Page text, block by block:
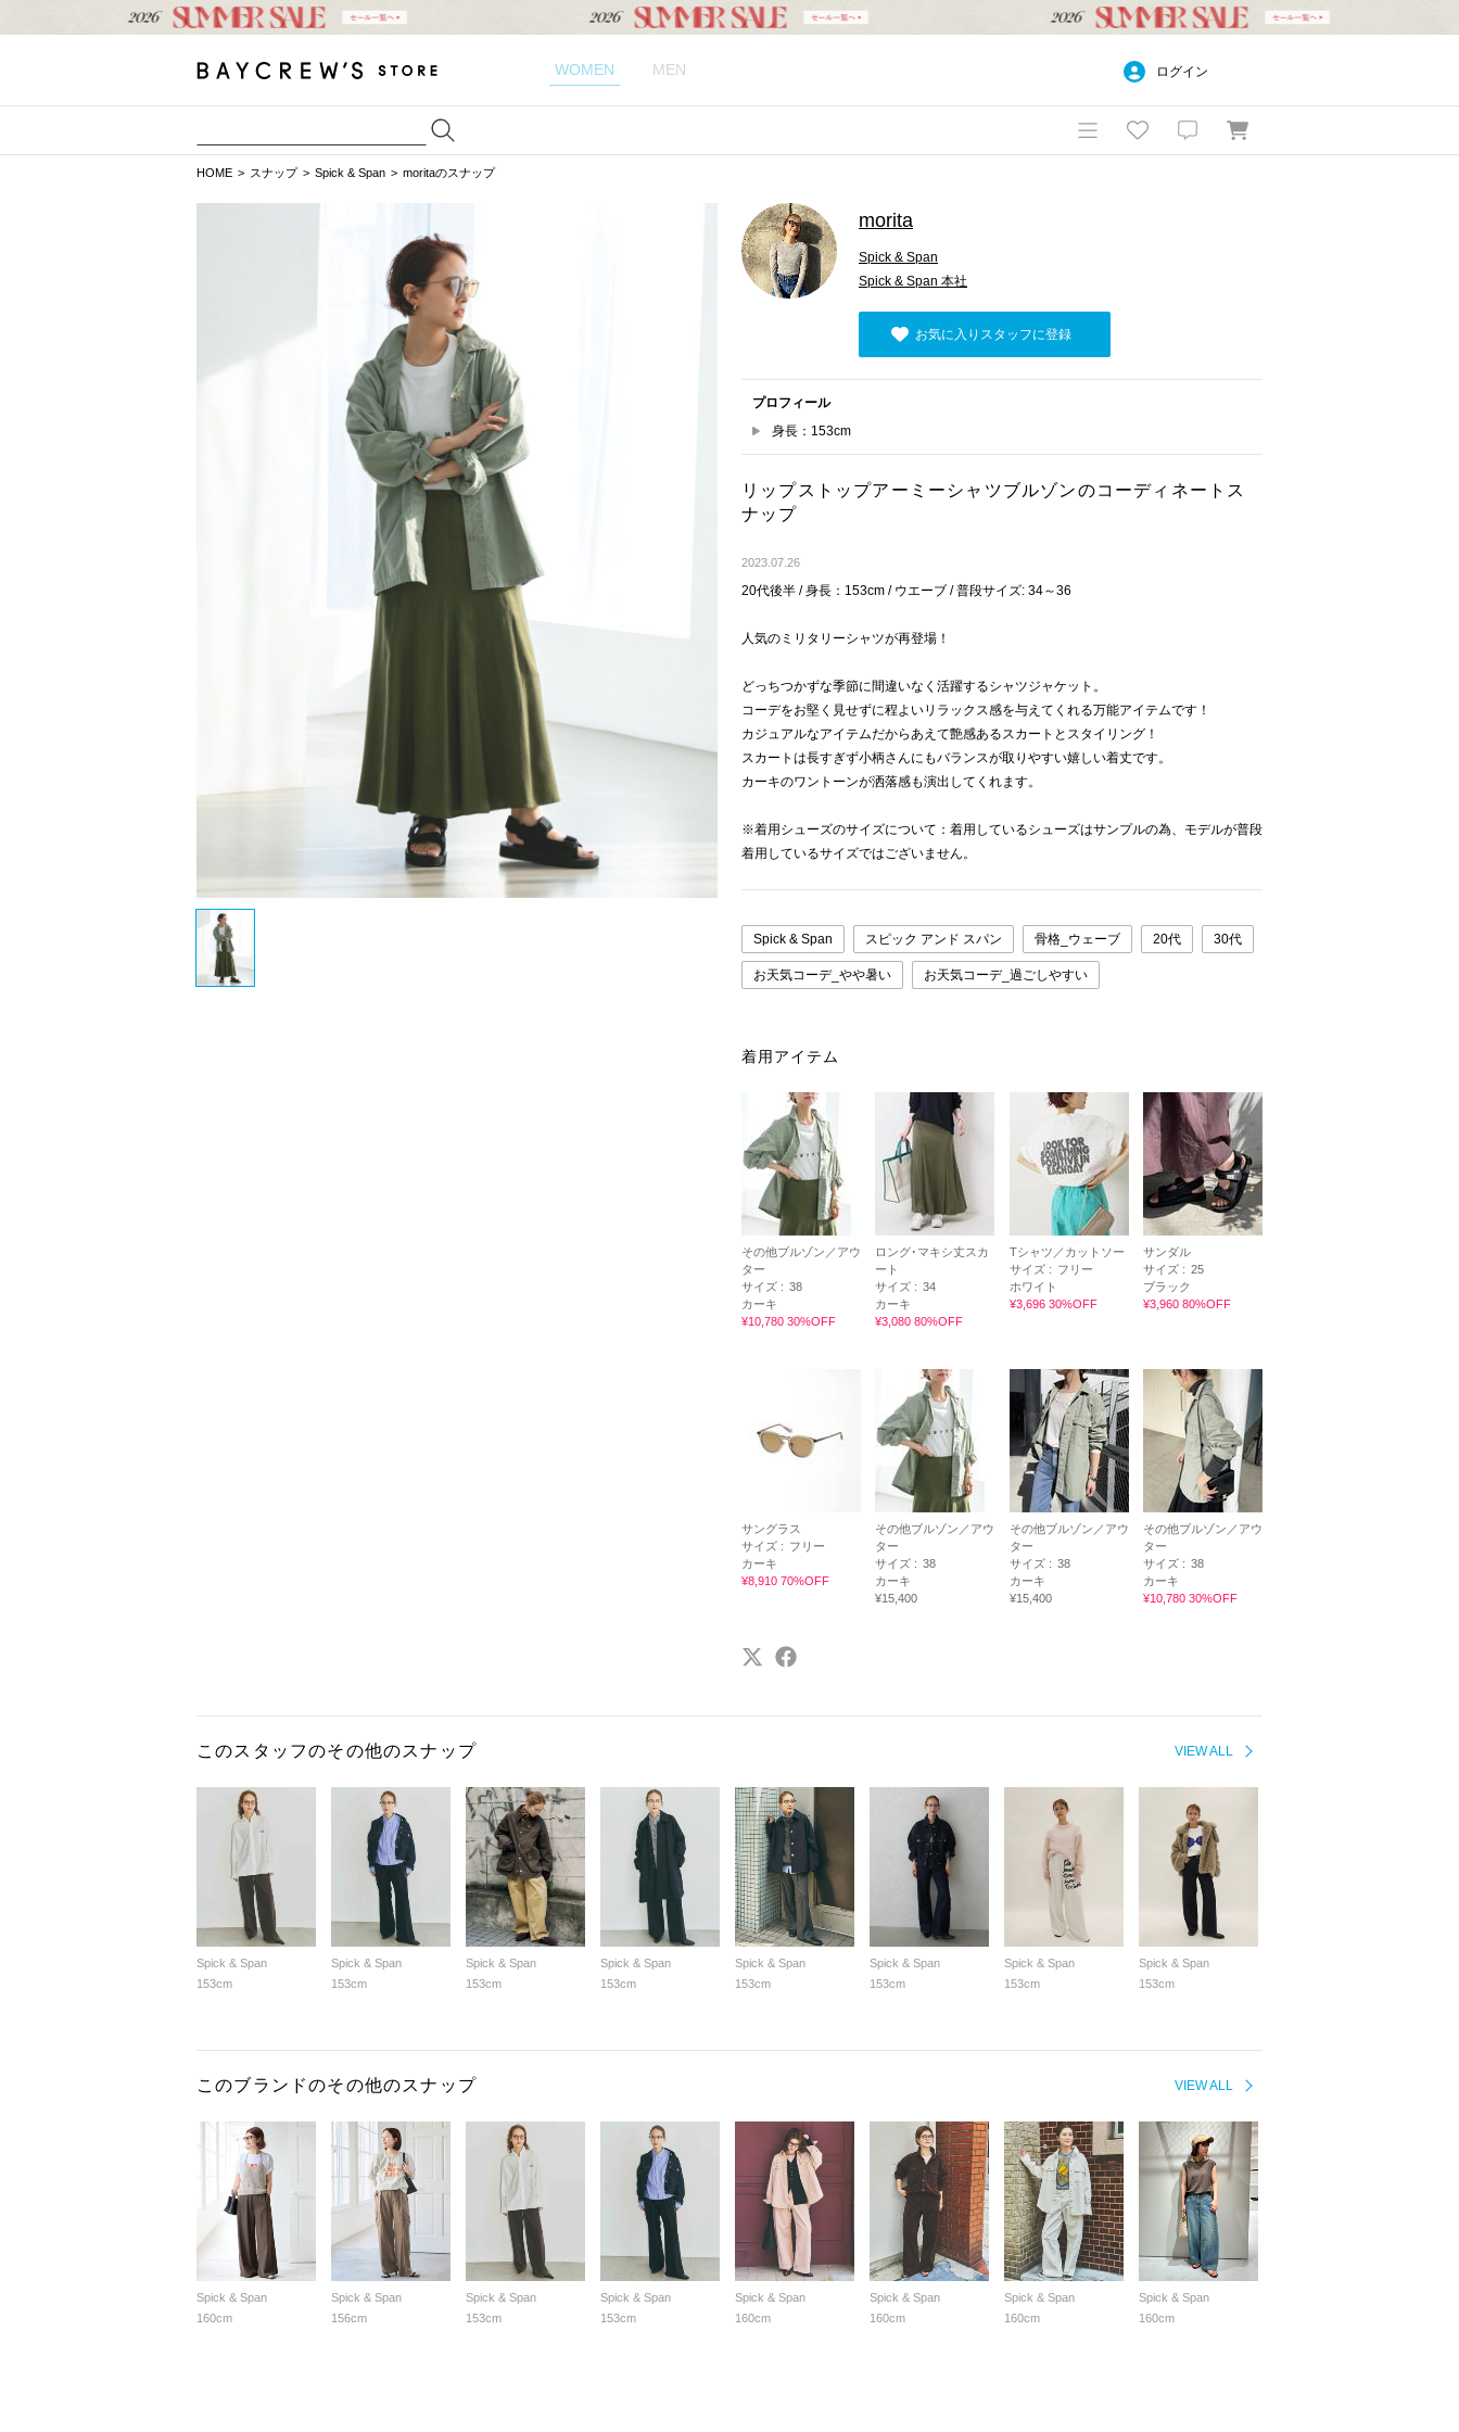
WOMEN MEN ログイン
HOME スナップ Spick & Span moritaのスナップ
morita
Spick & Span
Spick & Span 本社
お気に入りスタッフに登録
プロフィール
身長：153cm
リップストップアーミーシャツブルゾンのコーディネートス
ナップ
2023.07.26
20代後半 / 身長：153cm / ウエーブ / 普段サイズ: 34～36
人気のミリタリーシャツが再登場！
どっちつかずな季節に間違いなく活躍するシャツジャケット。
コーデをお堅く見せずに程よいリラックス感を与えてくれる万能アイテムです！
カジュアルなアイテムだからあえて艶感あるスカートとスタイリング！
スカートは長すぎず小柄さんにもバランスが取りやすい嬉しい着丈です。
カーキのワントーンが洒落感も演出してくれます。
※着用シューズのサイズについて：着用しているシューズはサンプルの為、モデルが普段
着用しているサイズではございません。
Spick & Span スピック アンド スパン 骨格_ウェーブ 20代 30代
お天気コーデ_やや暑い お天気コーデ_過ごしやすい
着用アイテム
その他ブルゾン／アウ
ター
サイズ : 38
カーキ
¥10,780 30%OFF
ロング･マキシ丈スカ
ート
サイズ : 34
カーキ
¥3,080 80%OFF
Tシャツ／カットソー
サイズ : フリー
ホワイト
¥3,696 30%OFF
サンダル
サイズ : 25
ブラック
¥3,960 80%OFF
サングラス
サイズ : フリー
カーキ
¥8,910 70%OFF
その他ブルゾン／アウ
ター
サイズ : 38
カーキ
¥15,400
その他ブルゾン／アウ
ター
サイズ : 38
カーキ
¥15,400
その他ブルゾン／アウ
ター
サイズ : 38
カーキ
¥10,780 30%OFF
VIEW ALL
このスタッフのその他のスナップ
Spick & Span
153cm
Spick & Span
153cm
Spick & Span
153cm
Spick & Span
153cm
Spick & Span
153cm
Spick & Span
153cm
Spick & Span
153cm
Spick & Span
153cm
VIEW ALL
このブランドのその他のスナップ
Spick & Span
160cm
Spick & Span
156cm
Spick & Span
153cm
Spick & Span
153cm
Spick & Span
160cm
Spick & Span
160cm
Spick & Span
160cm
Spick & Span
160cm